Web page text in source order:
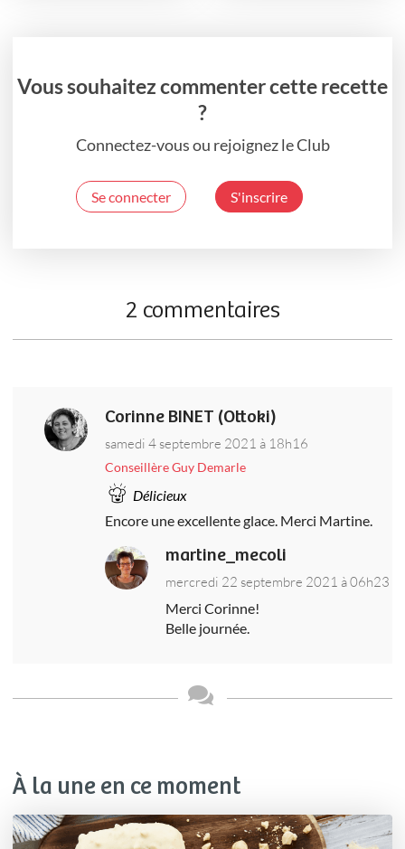
Vous souhaitez commenter cette recette
?
Connectez-vous ou rejoignez le Club
Se connecter S'inscrire
2 commentaires
Corinne BINET (Ottoki)
samedi 4 septembre 2021 à 18h16
Conseillère Guy Demarle
Délicieux
Encore une excellente glace. Merci Martine.
martine_mecoli
mercredi 22 septembre 2021 à 06h23
Merci Corinne!
Belle journée.
À la une en ce moment